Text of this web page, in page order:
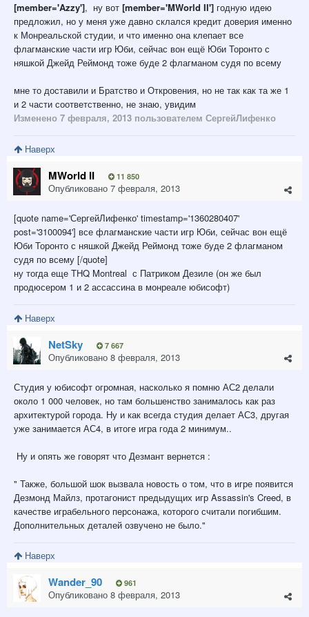
[member='Azzy'], ну вот [member='MWorld II'] годную идею
предложил, но у меня уже давно склался кредит доверия именно
к Монреальской студии, и что именно она клепает все
флагманские части игр Юби, сейчас вон ещё Юби Торонто с
няшкой Джейд Реймонд тоже буде 2 флагманом судя по всему
мне то доставили и Братство и Откровения, но не так как та же 1
и 2 части соответственно, не знаю, увидим
Изменено 7 февраля, 2013 пользователем СергейЛифенко
Наверх
MWorld II 11 850
Опубликовано 7 февраля, 2013
[quote name='СергейЛифенко' timestamp='1360280407'
post='3100094'] все флагманские части игр Юби, сейчас вон ещё
Юби Торонто с няшкой Джейд Реймонд тоже буде 2 флагманом
судя по всему [/quote]
ну тогда еще THQ Montreal с Патриком Дезиле (он же был
продюсером 1 и 2 ассассина в монреале юбисофт)
Наверх
NetSky 7 667
Опубликовано 8 февраля, 2013
Студия у юбисофт огромная, насколько я помню АС2 делали
около 1 000 человек, но там большенство занималось как раз
архитектурой города. Ну и как всегда студия делает АС3, другая
уже занимается АС4, в итоге игра года 2 минимум..
Ну и опять же говорят что Дезмант вернется :
" Также, большой шок вызвала новость о том, что в игре появится
Дезмонд Майлз, протагонист предыдущих игр Assassin's Creed, в
качестве играбельного персонажа, которого считали погибшим.
Дополнительных деталей озвучено не было."
Наверх
Wander_90 961
Опубликовано 8 февраля, 2013